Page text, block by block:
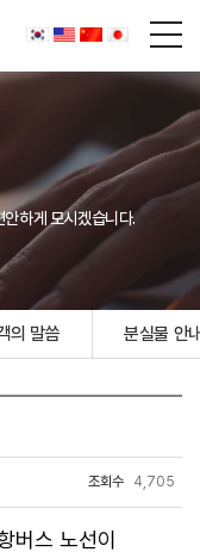
하게 모시겠습니다.
의 말씀 분실물 안
조회수 4,705
버스 노선이